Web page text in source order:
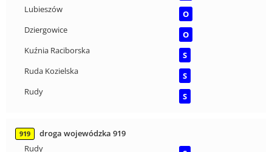
Lubieszów
O
Dziergowice
O
Kuźnia Raciborska
S
Ruda Kozielska
S
Rudy
S
919
droga wojewódzka 919
Rudy